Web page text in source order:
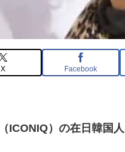
X Facebook
ICONIQ）の在日韓国